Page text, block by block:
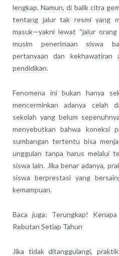
lengkap. Namun, di balik citra
tentang jalur tak resmi yang
masuk—yakni lewat “jalur
musim penerimaan siswa
pertanyaan dan kekhawatiran
pendidikan.
Fenomena ini bukan hanya
mencerminkan adanya celah
sekolah yang belum
menyebutkan bahwa koneksi
sumbangan tertentu bisa
unggulan tanpa harus melalui
siswa lain. Jika benar adanya,
siswa berprestasi yang
kemampuan.
Baca juga: Terungkap!
Rebutan Setiap Tahun
Jika tidak ditanggulangi,